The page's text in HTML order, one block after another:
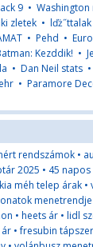
9 • Washington
zletek •
• Pehd •
Kezddik! •
• Dan Neil stats
• Paramore
rendszámok •
2025 • 45
méh telep árak •
menetrendje
• heets ár • lidl
•fresubin